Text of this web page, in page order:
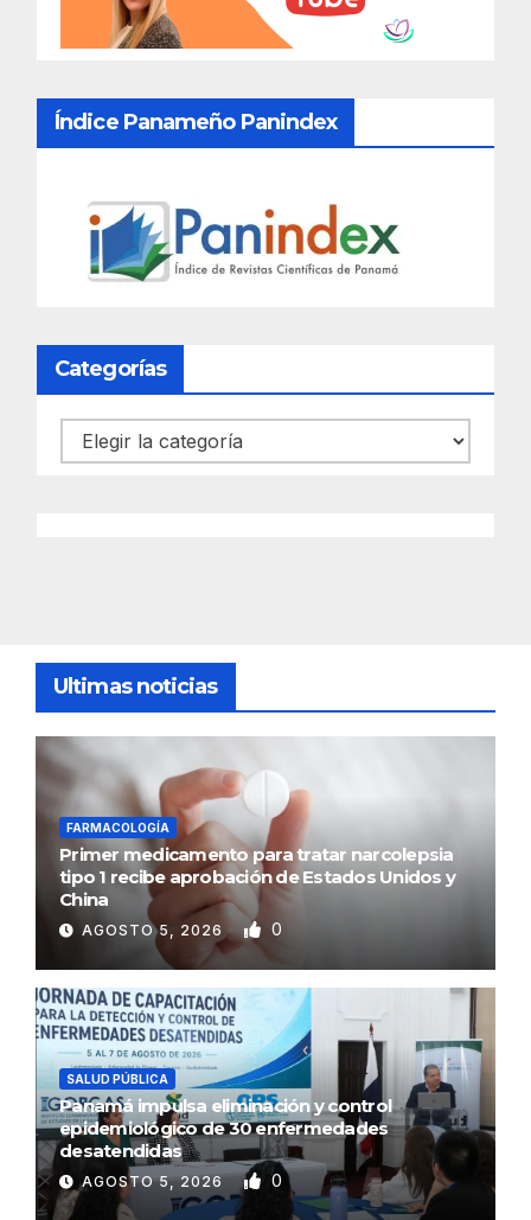
Índice Panameño Panindex
Categorías
Categorías
Ultimas noticias
FARMACOLOGÍA
Primer medicamento para tratar narcolepsia
tipo 1 recibe aprobación de Estados Unidos y
China
AGOSTO 5, 2026 0
SALUD PÚBLICA
Panamá impulsa eliminación y control
epidemiológico de 30 enfermedades
desatendidas
AGOSTO 5, 2026 0